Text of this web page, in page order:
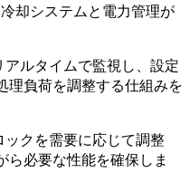
却システムと電力管理が
アルタイムで監視し、設定
理負荷を調整する仕組みを
クを需要に応じて調整
ら必要な性能を確保しま